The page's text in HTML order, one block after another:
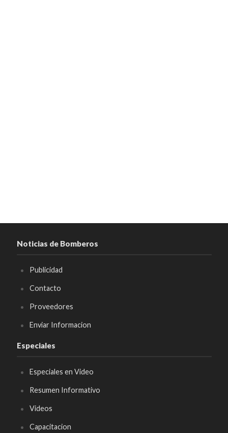
Noticias de Bomberos
Publicidad
Contacto
Proveedores
Enviar Informacion
Especiales
Especiales en Video
Resumen Informativo
Videos
Capacitacion